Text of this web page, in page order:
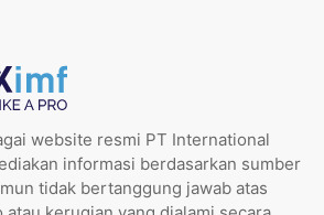
website resmi PT International
informasi berdasarkan sumber
tidak bertanggung jawab atas